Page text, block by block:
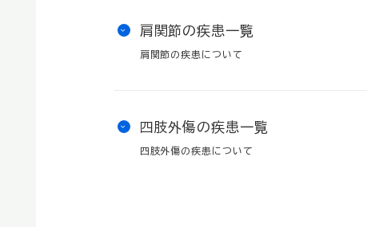
肩関節の疾患一覧
肩関節の疾患について
四肢外傷の疾患一覧
四肢外傷の疾患について